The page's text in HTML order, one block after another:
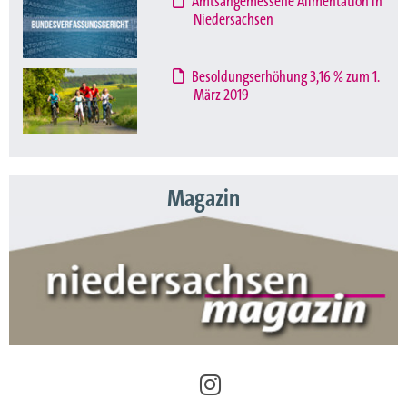
Niedersachsen
Besoldungserhöhung 3,16 % zum 1.
März 2019
Magazin